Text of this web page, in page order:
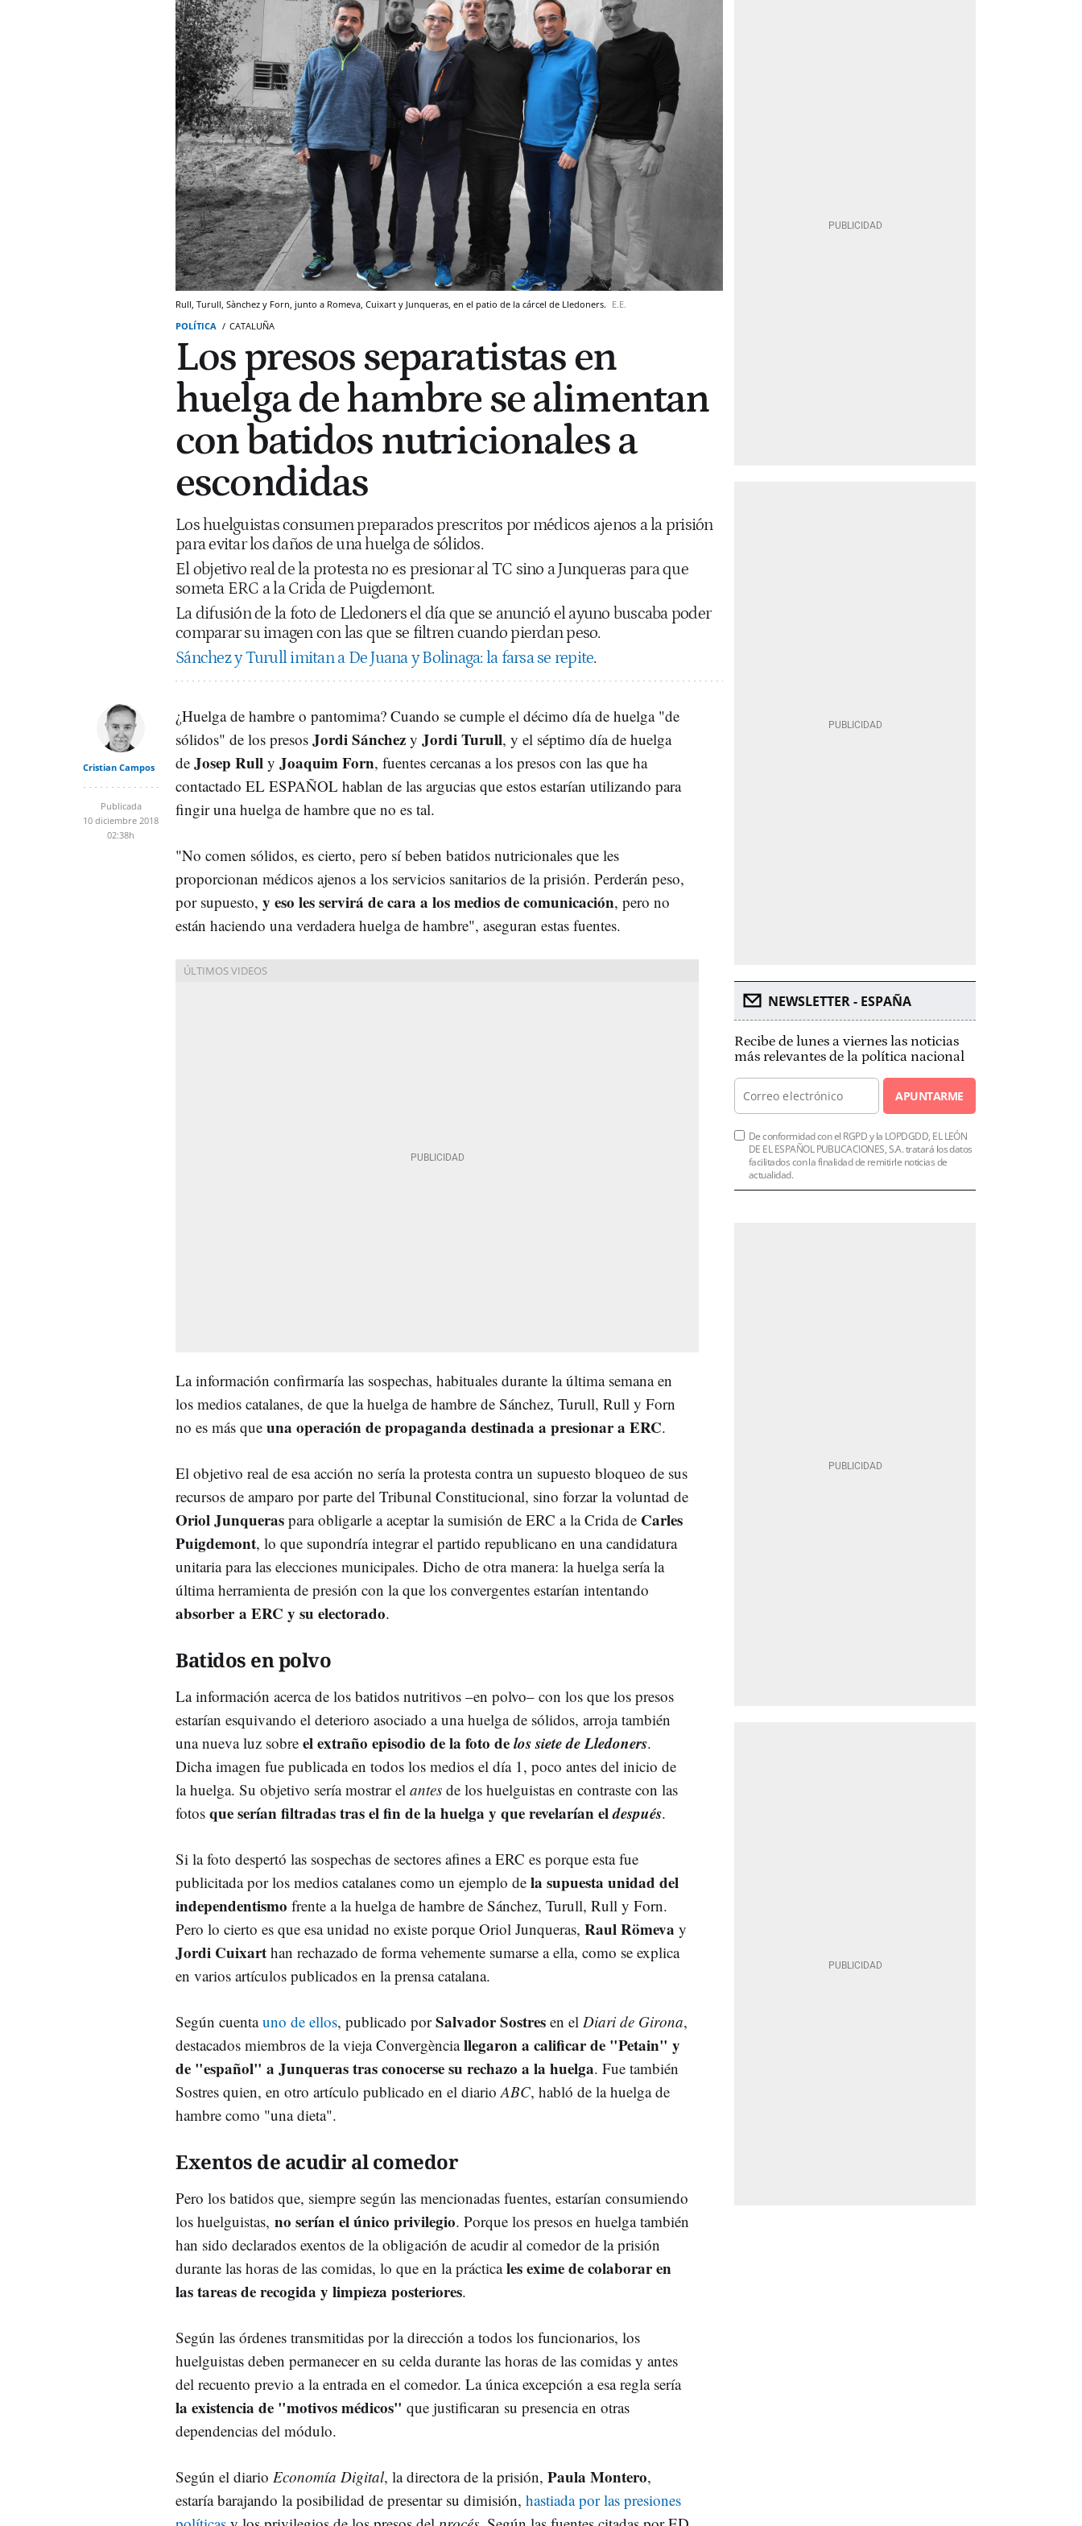
Rull, Turull, Sànchez y Forn, junto a Romeva, Cuixart y Junqueras, en el patio de la cárcel de Lledoners. E.E.
POLÍTICA
CATALUÑA
Los presos separatistas en
huelga de hambre se alimentan
con batidos nutricionales a
escondidas
Los huelguistas consumen preparados prescritos por médicos ajenos a la prisión
para evitar los daños de una huelga de sólidos.
El objetivo real de la protesta no es presionar al TC sino a Junqueras para que
someta ERC a la Crida de Puigdemont.
La difusión de la foto de Lledoners el día que se anunció el ayuno buscaba poder
comparar su imagen con las que se filtren cuando pierdan peso.
Sánchez y Turull imitan a De Juana y Bolinaga: la farsa se repite.
Cristian Campos
Publicada
10 diciembre 2018
02:38h
¿Huelga de hambre o pantomima? Cuando se cumple el décimo día de huelga "de
sólidos" de los presos Jordi Sánchez y Jordi Turull, y el séptimo día de huelga
de Josep Rull y Joaquim Forn, fuentes cercanas a los presos con las que ha
contactado EL ESPAÑOL hablan de las argucias que estos estarían utilizando para
fingir una huelga de hambre que no es tal.
"No comen sólidos, es cierto, pero sí beben batidos nutricionales que les
proporcionan médicos ajenos a los servicios sanitarios de la prisión. Perderán peso,
por supuesto, y eso les servirá de cara a los medios de comunicación, pero no
están haciendo una verdadera huelga de hambre", aseguran estas fuentes.
La información confirmaría las sospechas, habituales durante la última semana en
los medios catalanes, de que la huelga de hambre de Sánchez, Turull, Rull y Forn
no es más que una operación de propaganda destinada a presionar a ERC.
El objetivo real de esa acción no sería la protesta contra un supuesto bloqueo de sus
recursos de amparo por parte del Tribunal Constitucional, sino forzar la voluntad de
Oriol Junqueras para obligarle a aceptar la sumisión de ERC a la Crida de Carles
Puigdemont, lo que supondría integrar el partido republicano en una candidatura
unitaria para las elecciones municipales. Dicho de otra manera: la huelga sería la
última herramienta de presión con la que los convergentes estarían intentando
absorber a ERC y su electorado.
Batidos en polvo
La información acerca de los batidos nutritivos –en polvo– con los que los presos
estarían esquivando el deterioro asociado a una huelga de sólidos, arroja también
una nueva luz sobre el extraño episodio de la foto delos siete de Lledoners.
Dicha imagen fue publicada en todos los medios el día 1, poco antes del inicio de
la huelga. Su objetivo sería mostrar el antes de los huelguistas en contraste con las
fotos que serían filtradas tras el fin de la huelga y que revelarían eldespués.
Si la foto despertó las sospechas de sectores afines a ERC es porque esta fue
publicitada por los medios catalanes como un ejemplo de la supuesta unidad del
independentismo frente a la huelga de hambre de Sánchez, Turull, Rull y Forn.
Pero lo cierto es que esa unidad no existe porque Oriol Junqueras, Raul Römeva y
Jordi Cuixart han rechazado de forma vehemente sumarse a ella, como se explica
en varios artículos publicados en la prensa catalana.
Según cuentauno de ellos, publicado porSalvador Sostres en el Diari de Girona,
destacados miembros de la vieja Convergènciallegaron a calificar de "Petain" y
de "español" a Junqueras tras conocerse su rechazo a la huelga. Fue también
Sostres quien, en otro artículo publicado en el diario ABC, habló de la huelga de
hambre como "una dieta".
Exentos de acudir al comedor
Pero los batidos que, siempre según las mencionadas fuentes, estarían consumiendo
los huelguistas, no serían el único privilegio. Porque los presos en huelga también
han sido declarados exentos de la obligación de acudir al comedor de la prisión
durante las horas de las comidas, lo que en la prácticales exime de colaborar en
las tareas de recogida y limpieza posteriores.
Según las órdenes transmitidas por la dirección a todos los funcionarios, los
huelguistas deben permanecer en su celda durante las horas de las comidas y antes
del recuento previo a la entrada en el comedor. La única excepción a esa regla sería
la existencia de "motivos médicos" que justificaran su presencia en otras
dependencias del módulo.
Según el diario Economía Digital, la directora de la prisión, Paula Montero,
estaría barajando la posibilidad de presentar su dimisión, hastiada por las presiones
NEWSLETTER - ESPAÑA
Recibe de lunes a viernes las noticias
más relevantes de la política nacional
APUNTARME
De conformidad con el RGPD y la LOPDGDD, EL LEÓN
DE EL ESPAÑOL PUBLICACIONES, S.A. tratará los datos
facilitados con la finalidad de remitirle noticias de
actualidad.